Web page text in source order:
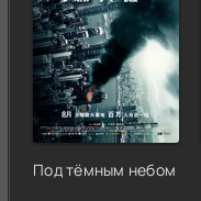
Под тёмным небом